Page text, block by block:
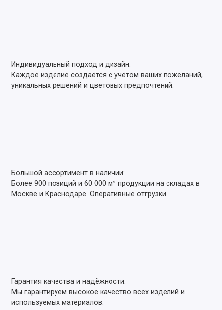
Индивидуальный подход и дизайн:
Каждое изделие создаётся с учётом ваших пожеланий,
уникальных решений и цветовых предпочтений.
Большой ассортимент в наличии:
Более 900 позиций и 60 000 м² продукции на складах в
Москве и Краснодаре. Оперативные отгрузки.
Гарантия качества и надёжности:
Мы гарантируем высокое качество всех изделий и
используемых материалов.